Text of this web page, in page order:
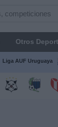
Otros
Liga AUF Uruguaya